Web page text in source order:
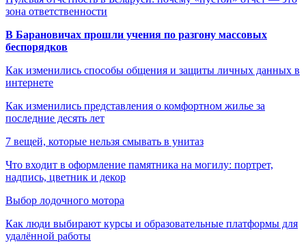
зона ответственности
В Барановичах прошли учения по разгону массовых
беспорядков
Как изменились способы общения и защиты личных данных в
интернете
Как изменились представления о комфортном жилье за
последние десять лет
7 вещей, которые нельзя смывать в унитаз
Что входит в оформление памятника на могилу: портрет,
надпись, цветник и декор
Выбор лодочного мотора
Как люди выбирают курсы и образовательные платформы для
удалённой работы